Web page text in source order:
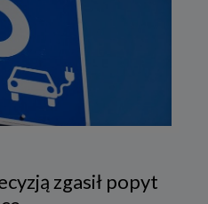
zgasił popyt